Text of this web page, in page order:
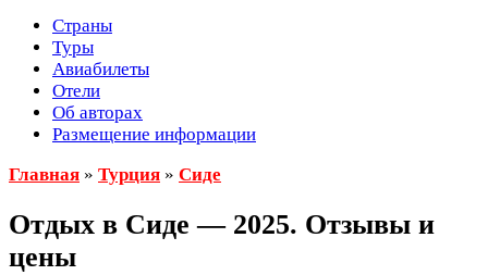
Страны
Туры
Авиабилеты
Отели
Об авторах
Размещение информации
Главная » Турция » Сиде
Отдых в Сиде — 2025. Отзывы и
цены